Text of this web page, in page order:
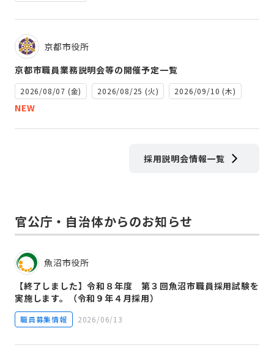
京都市役所
京都市職員業務説明会等の開催予定一覧
2026/08/07 (金) 2026/08/25 (火) 2026/09/10 (木)
NEW
採用説明会情報一覧
官公庁・自治体からのお知らせ
魚沼市役所
【終了しました】令和８年度 第３回魚沼市職員採用試験を
実施します。（令和９年４月採用）
職員募集情報 2026/06/13